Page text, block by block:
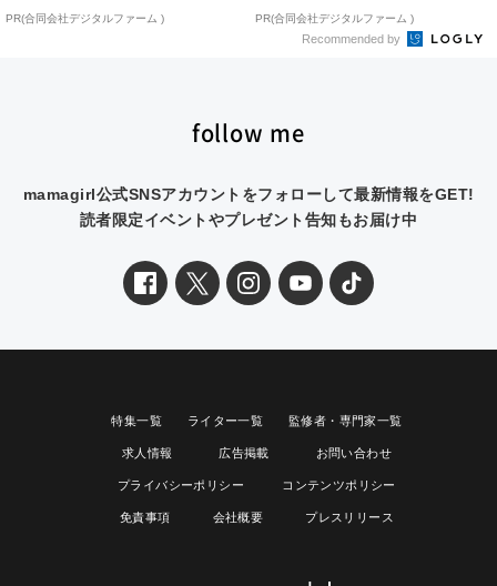
PR(合同会社デジタルファーム ) PR(合同会社デジタルファーム )
Recommended by
follow me
mamagirl公式SNSアカウントをフォローして最新情報をGET!
読者限定イベントやプレゼント告知もお届け中
特集一覧 ライター一覧 監修者・専門家一覧
求人情報 広告掲載 お問い合わせ
プライバシーポリシー コンテンツポリシー
免責事項 会社概要 プレスリリース